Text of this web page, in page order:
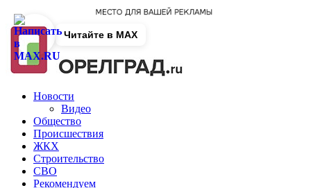
Новости
Видео
Общество
Происшествия
ЖКХ
Строительство
СВО
Рекомендуем
Читайте в MAX